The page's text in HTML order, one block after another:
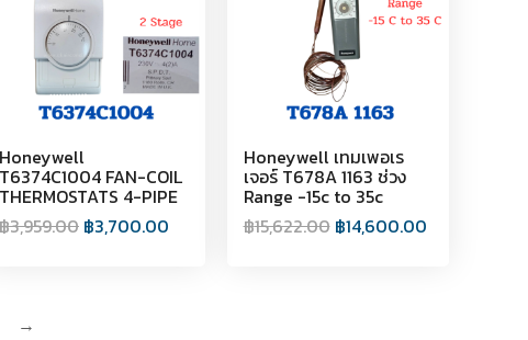
Honeywell
T6374C1004 FAN-COIL
THERMOSTATS 4-PIPE
฿3,959.00 ฿3,700.00
Honeywell เทมเพอเร
เจอร์ T678A 1163 ช่วง
Range -15c to 35c
฿15,622.00 ฿14,600.00
→